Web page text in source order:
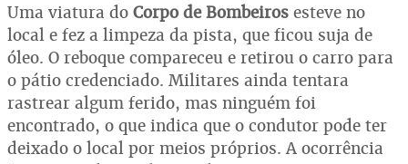
Uma viatura do Corpo de Bombeiros esteve no
local e fez a limpeza da pista, que ficou suja de
óleo. O reboque compareceu e retirou o carro para
o pátio credenciado. Militares ainda tentara
rastrear algum ferido, mas ninguém foi
encontrado, o que indica que o condutor pode ter
deixado o local por meios próprios. A ocorrência